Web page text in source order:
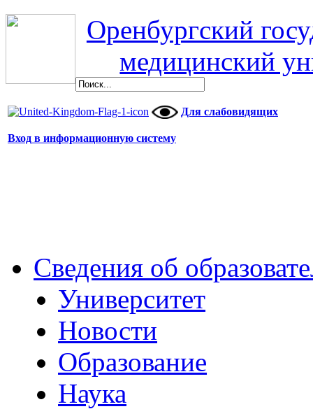
Оренбургский
медицинский
Для слабовидящих
Вход в информационную систему
Сведения об
Университет
Новости
Образование
Наука